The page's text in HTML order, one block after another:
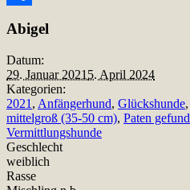
Abigel
Datum:
29. Januar 2021 5. April 2024
Kategorien:
2021 , Anfängerhund, Glückshunde,
mittelgroß (35-50 cm), Paten
Vermittlungshunde
Geschlecht
weiblich
Rasse